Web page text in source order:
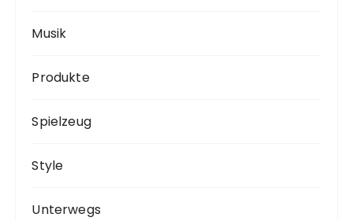
Musik
Produkte
Spielzeug
Style
Unterwegs